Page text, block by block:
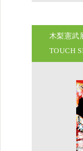
木梨憲武
TOUCH